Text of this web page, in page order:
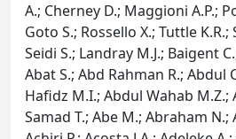
A.; Cherney D.; Maggioni A.P.;
Goto S.; Rossello X.; Tuttle
Seidi S.; Landray M.J.; Baigent
Abat S.; Abd Rahman R.; Abdul
Hafidz M.I.; Abdul Wahab M.Z.;
Samad T.; Abe M.; Abraham N.;